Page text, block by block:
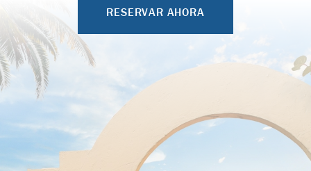
RESERVAR AHORA